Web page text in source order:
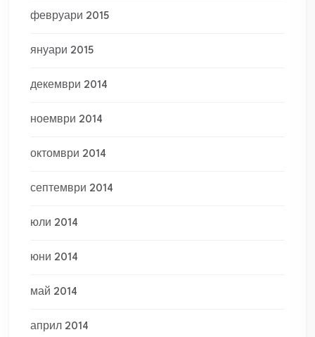
февруари 2015
януари 2015
декември 2014
ноември 2014
октомври 2014
септември 2014
юли 2014
юни 2014
май 2014
април 2014